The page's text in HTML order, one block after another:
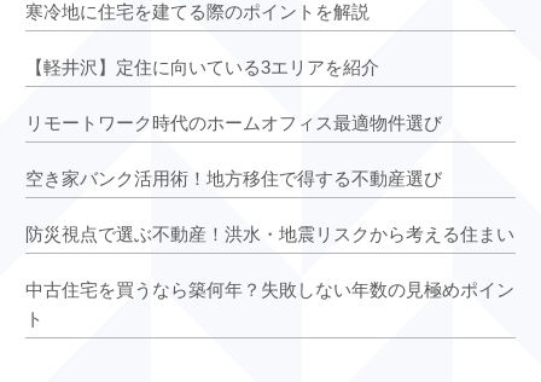
寒冷地に住宅を建てる際のポイントを解説
【軽井沢】定住に向いている3エリアを紹介
リモートワーク時代のホームオフィス最適物件選び
空き家バンク活用術！地方移住で得する不動産選び
防災視点で選ぶ不動産！洪水・地震リスクから考える住まい
中古住宅を買うなら築何年？失敗しない年数の見極めポイン
ト